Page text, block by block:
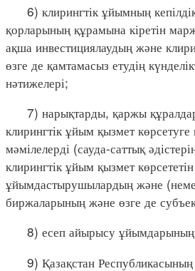
6) клирингтік ұйымның
қорларының құрамына кіретін
ақша инвестициялаудың және
өзге де қамтамасыз етудің
нәтижелері;
7) нарықтарды, қаржы
клирингтік ұйым қызмет көрсетуге
мәмілелерді (сауда-саттық
клирингтік ұйым қызмет
ұйымдастырушылардың және
биржаларының және өзге де
8) есеп айырысу ұйымдарының
9) Қазақстан Республикасының